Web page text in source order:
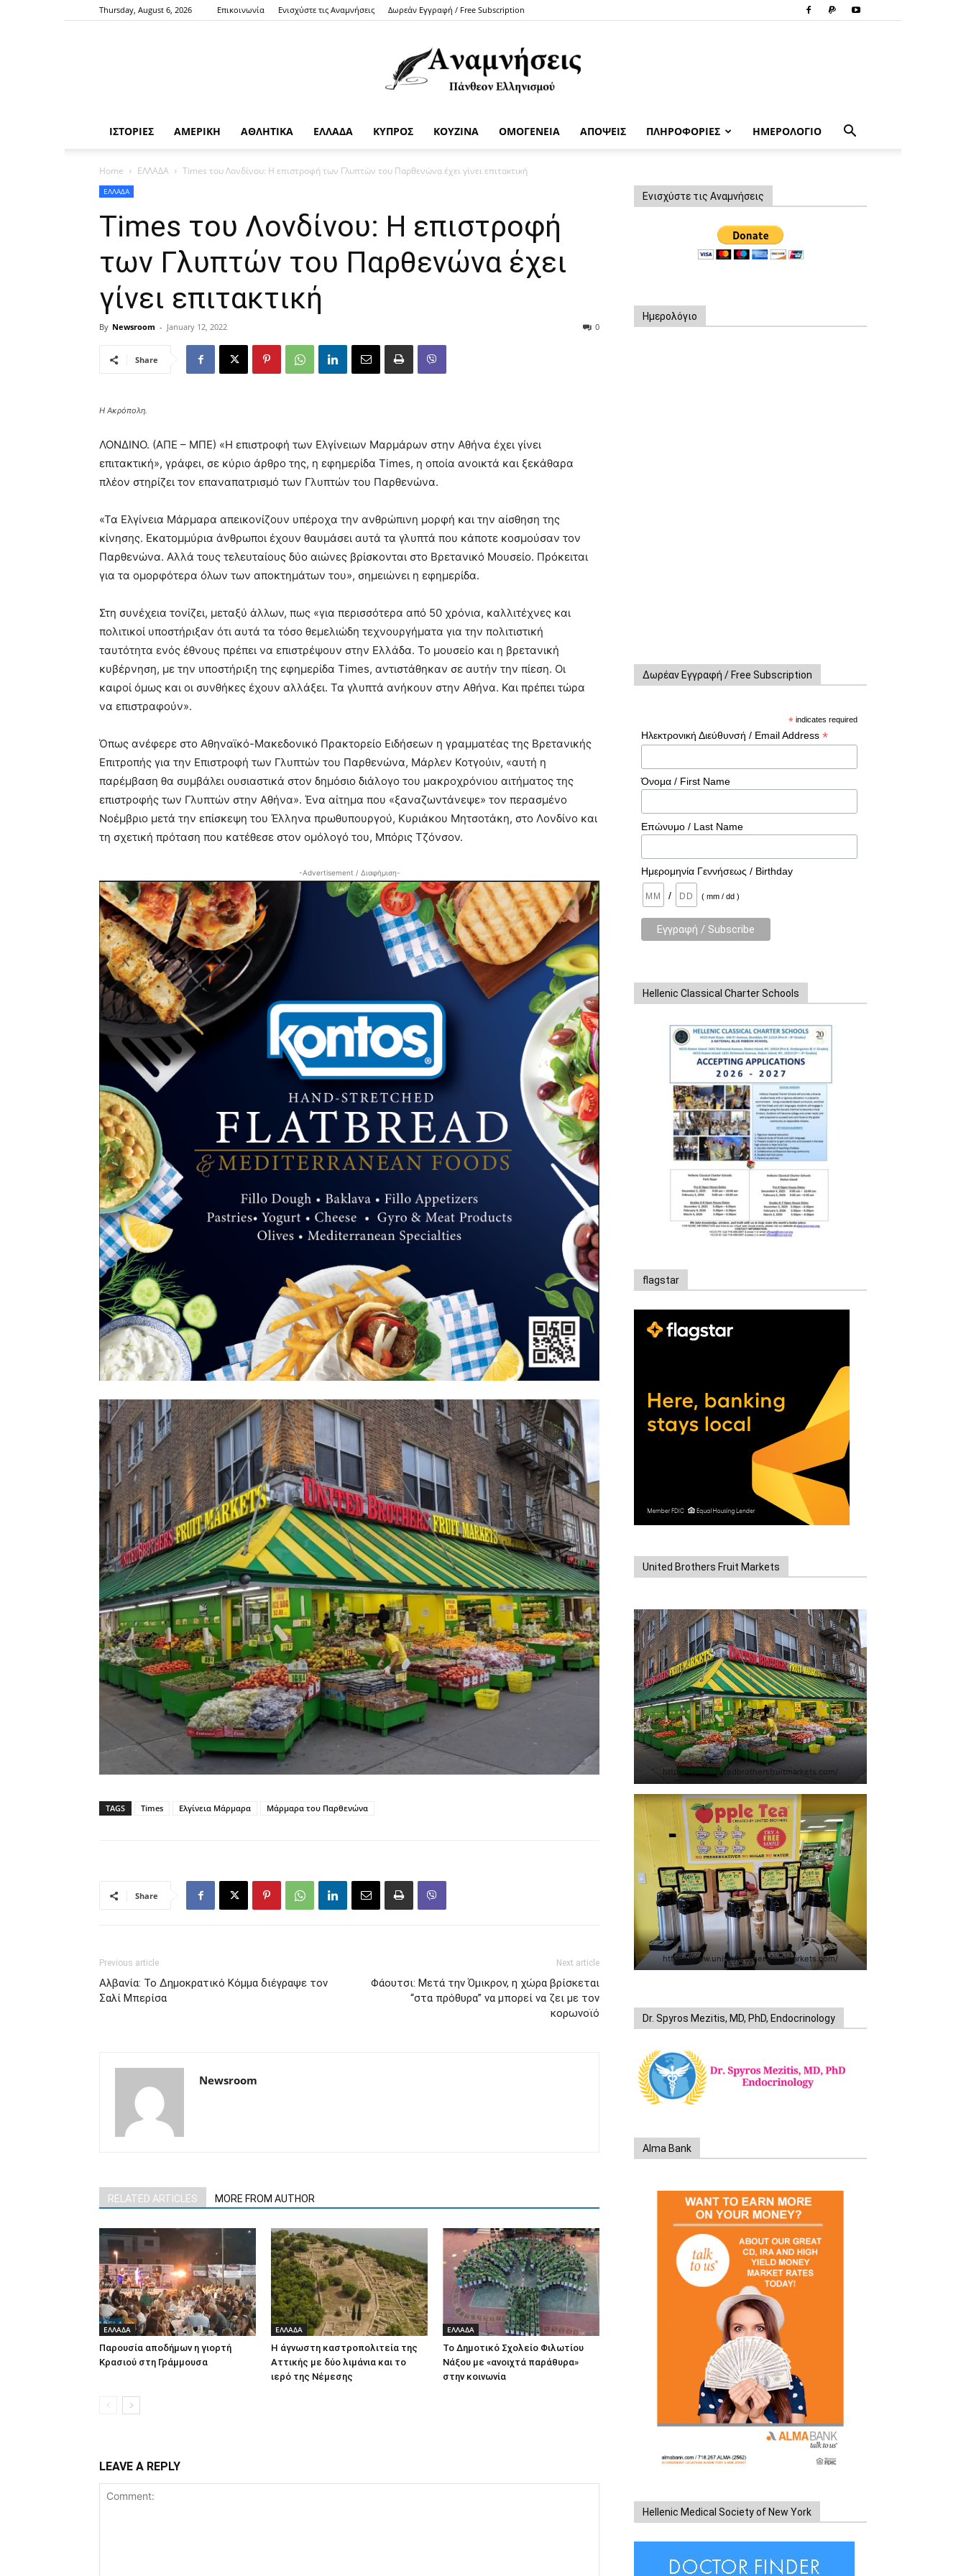
Thursday, August 6, 2026 Επικοινωνία Ενισχύστε τις Αναμνήσεις Δωρεάν Εγγραφή / Free Subscription
ΙΣΤΟΡΙΕΣ ΑΜΕΡΙΚΗ ΑΘΛΗΤΙΚΑ ΕΛΛΑΔΑ ΚΥΠΡΟΣ ΚΟΥΖΙΝΑ ΟΜΟΓΕΝΕΙΑ ΑΠΟΨΕΙΣ ΠΛΗΡΟΦΟΡΙΕΣ ΗΜΕΡΟΛΟΓΙΟ
Home ΕΛΛΑΔΑ Times του Λονδίνου: Η επιστροφή των Γλυπτών του Παρθενώνα έχει γίνει επιτακτική
ΕΛΛΑΔΑ
Times του Λονδίνου: Η επιστροφή
των Γλυπτών του Παρθενώνα έχει
γίνει επιτακτική
By Newsroom - January 12, 2022 0
Share
Η Ακρόπολη.
ΛΟΝΔΙΝΟ. (ΑΠΕ – ΜΠΕ) «Η επιστροφή των Ελγίνειων Μαρμάρων στην Αθήνα έχει γίνει
επιτακτική», γράφει, σε κύριο άρθρο της, η εφημερίδα Times, η οποία ανοικτά και ξεκάθαρα
πλέον στηρίζει τον επαναπατρισμό των Γλυπτών του Παρθενώνα.
«Τα Ελγίνεια Μάρμαρα απεικονίζουν υπέροχα την ανθρώπινη μορφή και την αίσθηση της
κίνησης. Εκατομμύρια άνθρωποι έχουν θαυμάσει αυτά τα γλυπτά που κάποτε κοσμούσαν τον
Παρθενώνα. Αλλά τους τελευταίους δύο αιώνες βρίσκονται στο Βρετανικό Μουσείο. Πρόκειται
για τα ομορφότερα όλων των αποκτημάτων του», σημειώνει η εφημερίδα.
Στη συνέχεια τονίζει, μεταξύ άλλων, πως «για περισσότερα από 50 χρόνια, καλλιτέχνες και
πολιτικοί υποστήριξαν ότι αυτά τα τόσο θεμελιώδη τεχνουργήματα για την πολιτιστική
ταυτότητα ενός έθνους πρέπει να επιστρέψουν στην Ελλάδα. Το μουσείο και η βρετανική
κυβέρνηση, με την υποστήριξη της εφημερίδα Times, αντιστάθηκαν σε αυτήν την πίεση. Οι
καιροί όμως και οι συνθήκες έχουν αλλάξει. Τα γλυπτά ανήκουν στην Αθήνα. Και πρέπει τώρα
να επιστραφούν».
Όπως ανέφερε στο Αθηναϊκό-Μακεδονικό Πρακτορείο Ειδήσεων η γραμματέας της Βρετανικής
Επιτροπής για την Επιστροφή των Γλυπτών του Παρθενώνα, Μάρλεν Κοτγούιν, «αυτή η
παρέμβαση θα συμβάλει ουσιαστικά στον δημόσιο διάλογο του μακροχρόνιου αιτήματος της
επιστροφής των Γλυπτών στην Αθήνα». Ένα αίτημα που «ξαναζωντάνεψε» τον περασμένο
Νοέμβριο μετά την επίσκεψη του Έλληνα πρωθυπουργού, Κυριάκου Μητσοτάκη, στο Λονδίνο και
τη σχετική πρόταση που κατέθεσε στον ομόλογό του, Μπόρις Τζόνσον.
-Advertisement / Διαφήμιση-
TAGS Times Ελγίνεια Μάρμαρα Μάρμαρα του Παρθενώνα
Share
Previous article
Αλβανία: Το Δημοκρατικό Κόμμα διέγραψε τον
Σαλί Μπερίσα
Next article
Φάουτσι: Μετά την Όμικρον, η χώρα βρίσκεται
“στα πρόθυρα” να μπορεί να ζει με τον
κορωνοϊό
Newsroom
RELATED ARTICLES MORE FROM AUTHOR
ΕΛΛΑΔΑ
Παρουσία αποδήμων η γιορτή
Κρασιού στη Γράμμουσα
ΕΛΛΑΔΑ
Η άγνωστη καστροπολιτεία της
Αττικής με δύο λιμάνια και το
ιερό της Νέμεσης
ΕΛΛΑΔΑ
Το Δημοτικό Σχολείο Φιλωτίου
Νάξου με «ανοιχτά παράθυρα»
στην κοινωνία
LEAVE A REPLY
Ενισχύστε τις Αναμνήσεις
Ημερολόγιο
Δωρέαν Εγγραφή / Free Subscription
* indicates required
Ηλεκτρονική Διεύθυνσή / Email Address *
Όνομα / First Name
Επώνυμο / Last Name
Ημερομηνία Γεννήσεως / Birthday
/ ( mm / dd )
Hellenic Classical Charter Schools
flagstar
United Brothers Fruit Markets
https://www.unitedbrothersfruitmarkets.com/
https://www.unitedbrothersfruitmarkets.com/
Dr. Spyros Mezitis, MD, PhD, Endocrinology
Alma Bank
Hellenic Medical Society of New York